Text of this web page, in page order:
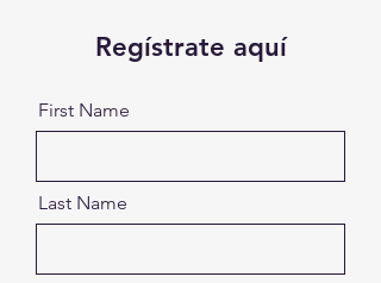
Regístrate aquí
First Name
Last Name